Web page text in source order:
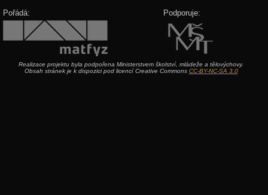
Pořádá: Podporuje:
Realizace projektu byla podpořena Ministerstvem školství, mládeže a tělovýchovy.
Obsah stránek je k dispozici pod licencí Creative Commons CC-BY-NC-SA 3.0